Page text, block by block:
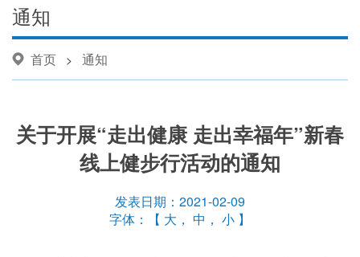
通知
首页 > 通知
关于开展“走出健康 走出幸福年”新春
线上健步行活动的通知
发表日期：2021-02-09
字体：【 大 ， 中 ， 小 】